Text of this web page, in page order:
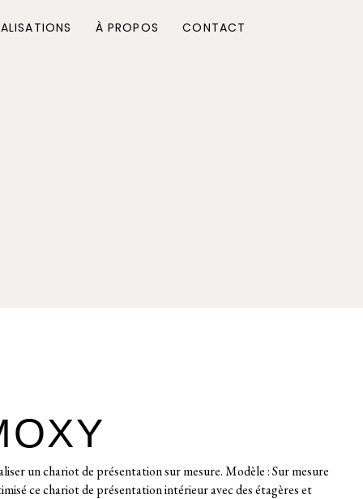
À PROPOS CONTACT
un chariot de présentation sur mesure. Modèle : Sur mesure
ce chariot de présentation intérieur avec des étagères et